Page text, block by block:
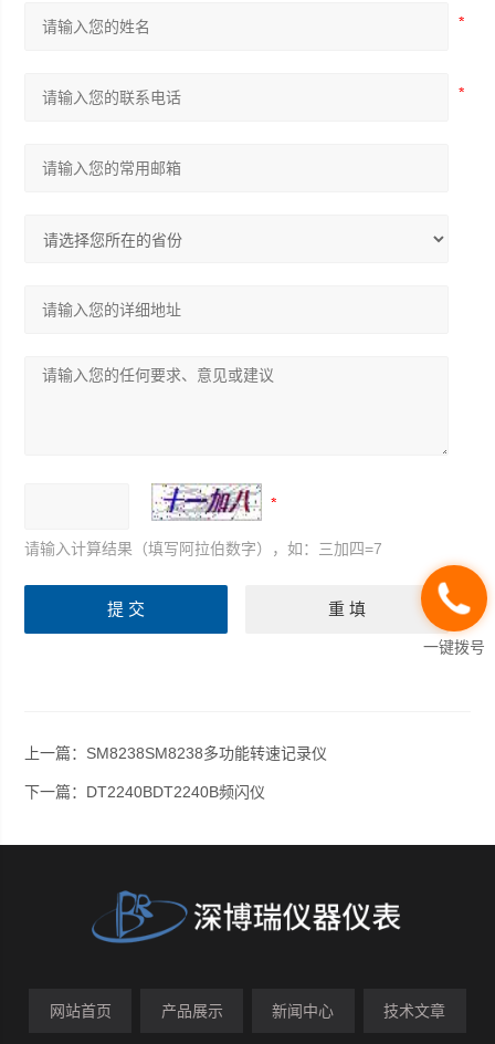
请输入计算结果（填写阿拉伯数字），如：三加四=7
上一篇： SM8238SM8238多功能转速记录仪
下一篇： DT2240BDT2240B频闪仪
网站首页 产品展示 新闻中心 技术文章
一键拨号